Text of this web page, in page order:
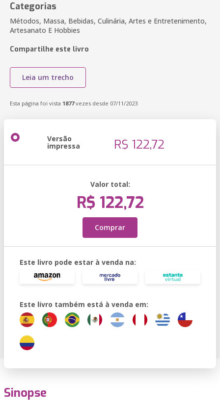
Categorias
Métodos, Massa, Bebidas, Culinária, Artes e Entretenimento,
Artesanato E Hobbies
Compartilhe este livro
Leia um trecho
Esta página foi vista 1877vezes desde 07/11/2023
Versão
impressa R$ 122,72
Valor total:
R$ 122,72
Comprar
Este livro pode estar à venda na:
Este livro também está à venda em:
Sinopse